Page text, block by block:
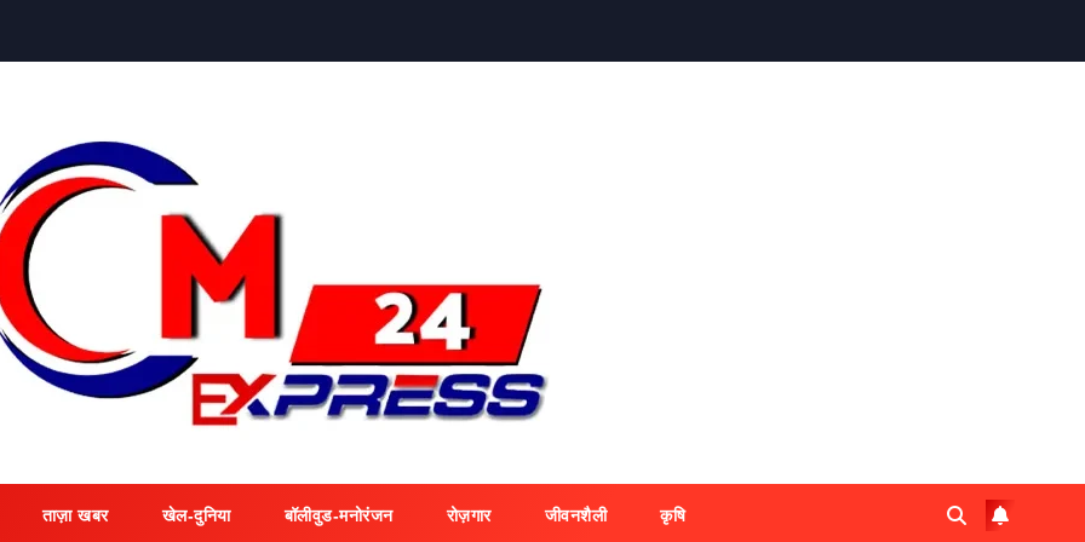
ताज़ा खबर खेल-दुनिया बॉलीवुड-मनोरंजन रोज़गार जीवनशैली कृषि